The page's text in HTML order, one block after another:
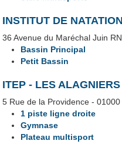
INSTITUT DE
36 Avenue du Maréchal Juin
Bassin Principal
Petit Bassin
ITEP - LES
5 Rue de la Providence -
1 piste ligne droite
Gymnase
Plateau multisport